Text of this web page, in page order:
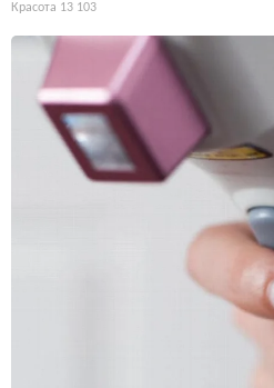
Красота 13 103